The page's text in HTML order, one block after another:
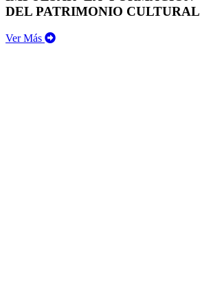
DEL PATRIMONIO CULTURAL
Ver Más